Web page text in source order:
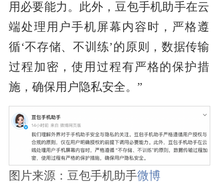
用必要能力。此外，豆包手机助手在云
端处理用户手机屏幕内容时，严格遵
循‘不存储、不训练’的原则，数据传输
过程加密，使用过程有严格的保护措
施，确保用户隐私安全。”
图片来源：豆包手机助手微博